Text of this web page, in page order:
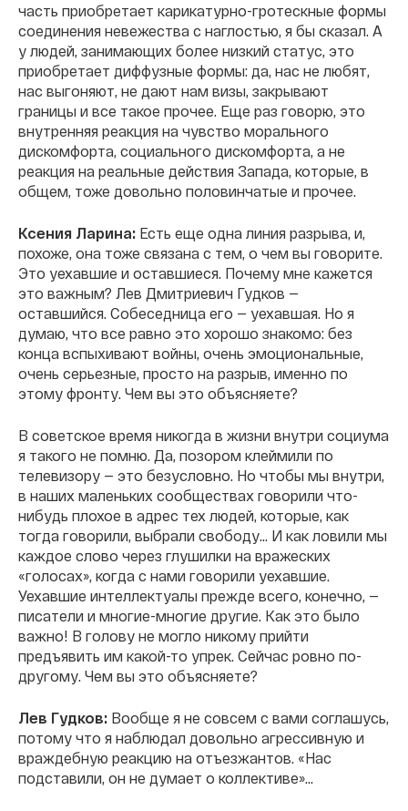
часть приобретает карикатурно-гротескные формы
соединения невежества с наглостью, я бы сказал. А
у людей, занимающих более низкий статус, это
приобретает диффузные формы: да, нас не любят,
нас выгоняют, не дают нам визы, закрывают
границы и все такое прочее. Еще раз говорю, это
внутренняя реакция на чувство морального
дискомфорта, социального дискомфорта, а не
реакция на реальные действия Запада, которые, в
общем, тоже довольно половинчатые и прочее.
Ксения Ларина: Есть еще одна линия разрыва, и,
похоже, она тоже связана с тем, о чем вы говорите.
Это уехавшие и оставшиеся. Почему мне кажется
это важным? Лев Дмитриевич Гудков —
оставшийся. Собеседница его — уехавшая. Но я
думаю, что все равно это хорошо знакомо: без
конца вспыхивают войны, очень эмоциональные,
очень серьезные, просто на разрыв, именно по
этому фронту. Чем вы это объясняете?
В советское время никогда в жизни внутри социума
я такого не помню. Да, позором клеймили по
телевизору — это безусловно. Но чтобы мы внутри,
в наших маленьких сообществах говорили что-
нибудь плохое в адрес тех людей, которые, как
тогда говорили, выбрали свободу... И как ловили мы
каждое слово через глушилки на вражеских
«голосах», когда с нами говорили уехавшие.
Уехавшие интеллектуалы прежде всего, конечно, —
писатели и многие-многие другие. Как это было
важно! В голову не могло никому прийти
предъявить им какой-то упрек. Сейчас ровно по-
другому. Чем вы это объясняете?
Лев Гудков: Вообще я не совсем с вами соглашусь,
потому что я наблюдал довольно агрессивную и
враждебную реакцию на отъезжантов. «Нас
подставили, он не думает о коллективе»...